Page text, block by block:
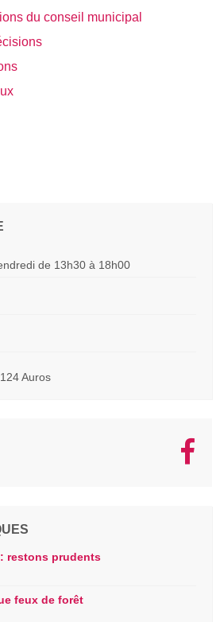
du conseil municipal
de 13h30 à 18h00
Auros
: restons prudents
feux de forêt